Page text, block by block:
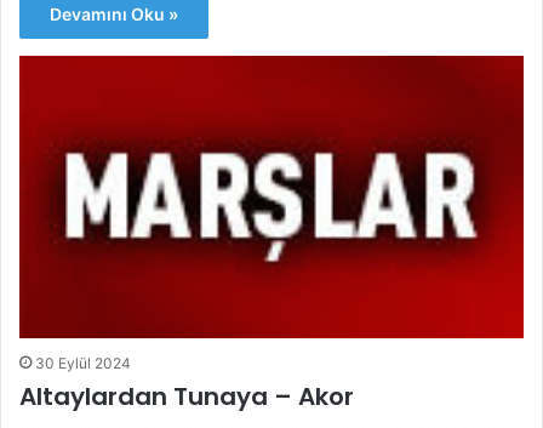
Devamını Oku »
30 Eylül 2024
Altaylardan Tunaya – Akor